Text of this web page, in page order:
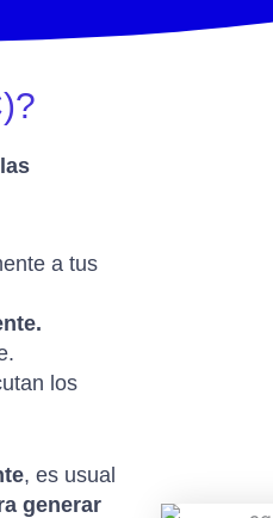
a tus
los
, es usual
generar